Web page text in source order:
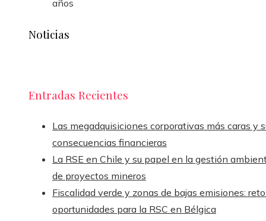
años
Noticias
Entradas Recientes
Las megadquisiciones corporativas más caras y
consecuencias financieras
La RSE en Chile y su papel en la gestión
de proyectos mineros
Fiscalidad verde y zonas de bajas emisiones:
oportunidades para la RSC en Bélgica